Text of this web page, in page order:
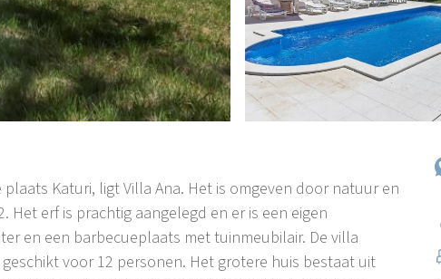
Katuri, ligt Villa Ana. Het is omgeven door natuur en
Het erf is prachtig aangelegd en er is een eigen
en een barbecueplaats met tuinmeubilair. De villa
voor 12 personen. Het grotere huis bestaat uit